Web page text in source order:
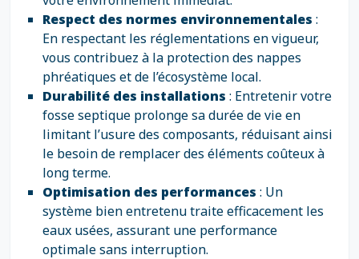
Respect des normes environnementales :
En respectant les réglementations en vigueur,
vous contribuez à la protection des nappes
phréatiques et de l’écosystème local.
Durabilité des installations : Entretenir votre
fosse septique prolonge sa durée de vie en
limitant l’usure des composants, réduisant ainsi
le besoin de remplacer des éléments coûteux à
long terme.
Optimisation des performances : Un
système bien entretenu traite efficacement les
eaux usées, assurant une performance
optimale sans interruption.